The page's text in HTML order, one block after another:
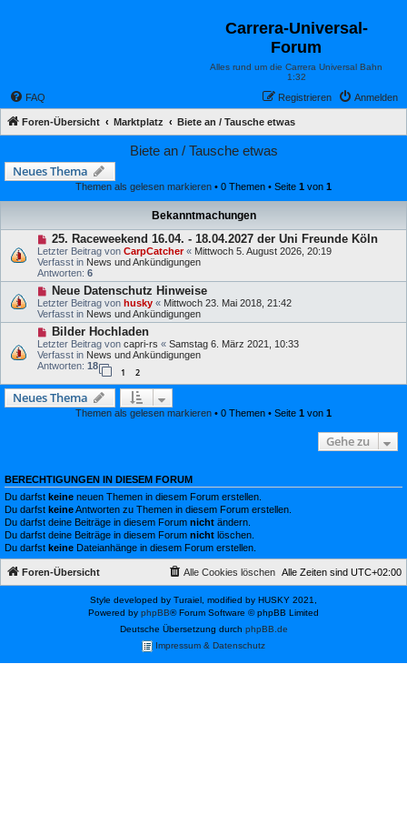
Carrera-Universal-
Forum
Alles rund um die Carrera Universal Bahn
1:32
FAQ Anmelden
Registrieren
Foren-Übersicht Marktplatz Biete an / Tausche etwas
Biete an / Tausche etwas
Neues Thema
Themen als gelesen markieren • 0 Themen • Seite 1 von 1
Bekanntmachungen
25. Raceweekend 16.04. - 18.04.2027 der Uni Freunde Köln
Letzter Beitrag von CarpCatcher« Mittwoch 5. August 2026, 20:19
Verfasst in News und Ankündigungen
Antworten: 6
Neue Datenschutz Hinweise
Letzter Beitrag von husky « Mittwoch 23. Mai 2018, 21:42
Verfasst in News und Ankündigungen
Bilder Hochladen
Letzter Beitrag von capri-rs « Samstag 6. März 2021, 10:33
Verfasst in News und Ankündigungen
Antworten: 18
1 2
Neues Thema
Themen als gelesen markieren • 0 Themen • Seite 1 von 1
Gehe zu
BERECHTIGUNGEN IN DIESEM FORUM
Du darfst keine neuen Themen in diesem Forum erstellen.
Du darfst keineAntworten zu Themen in diesem Forum erstellen.
Du darfst deine Beiträge in diesem Forum nicht ändern.
Du darfst deine Beiträge in diesem Forum nicht löschen.
Du darfst keine Dateianhänge in diesem Forum erstellen.
Foren-Übersicht Alle Zeiten sind UTC+02:00
Alle Cookies löschen
Style developed by Turaiel, modified by HUSKY 2021,
Powered by phpBB® Forum Software © phpBB Limited
Deutsche Übersetzung durch phpBB.de
Impressum & Datenschutz